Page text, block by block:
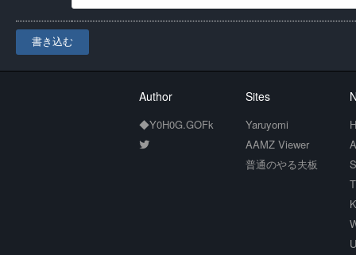
書き込む
Author
◆Y0H0G.GOFk
Sites
Yaruyomi
AAMZ Viewer
普通のやる夫板